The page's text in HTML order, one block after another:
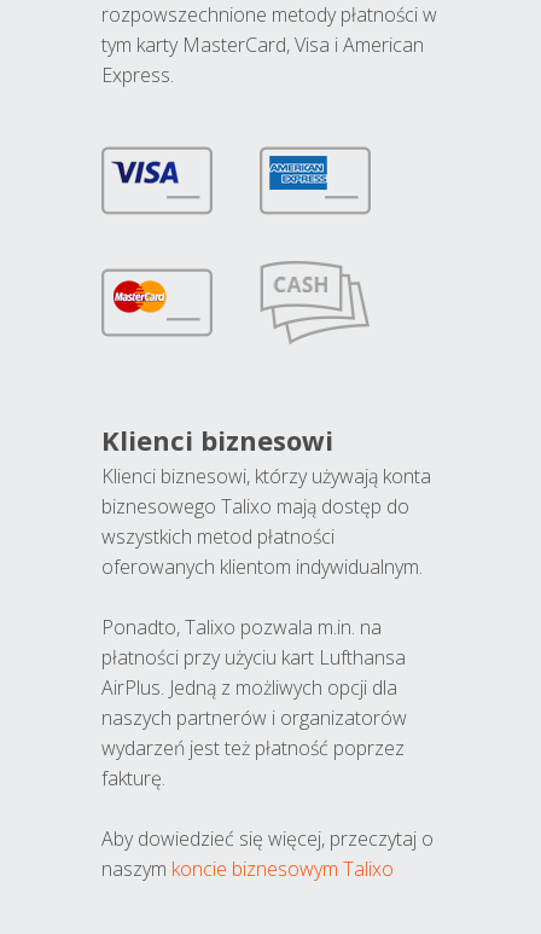
rozpowszechnione metody płatności w
tym karty MasterCard, Visa i American
Express.
Klienci biznesowi
Klienci biznesowi, którzy używają konta
biznesowego Talixo mają dostęp do
wszystkich metod płatności
oferowanych klientom indywidualnym.
Ponadto, Talixo pozwala m.in. na
płatności przy użyciu kart Lufthansa
AirPlus. Jedną z możliwych opcji dla
naszych partnerów i organizatorów
wydarzeń jest też płatność poprzez
fakturę.
Aby dowiedzieć się więcej, przeczytaj o
naszym koncie biznesowym Talixo